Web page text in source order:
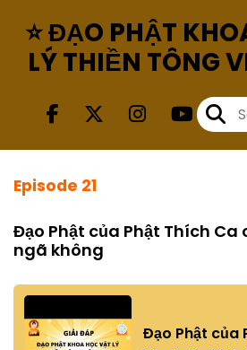
⭐ ĐẠO PHẬT
LÝ THIỀN TÔNG
Episode 21
Đạo Phật của Phật Thích Ca
ngã không